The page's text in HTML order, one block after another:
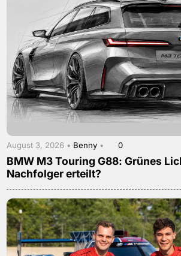
August 3, 2026 • Benny • 0
BMW M3 Touring G88: Grünes
Nachfolger erteilt?